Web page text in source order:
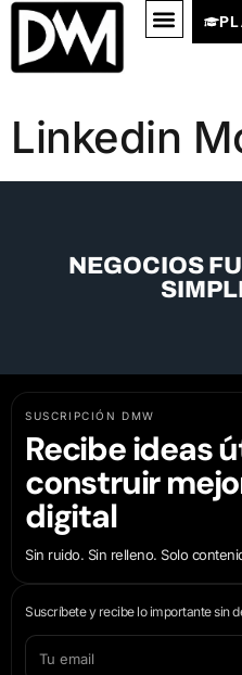
Linkedin
NEGOCIOS
SUSCRIPCIÓN DMW
Recibe ideas
construir
digital
Sin ruido. Sin relleno. Solo
Suscríbete y recibe lo importante sin